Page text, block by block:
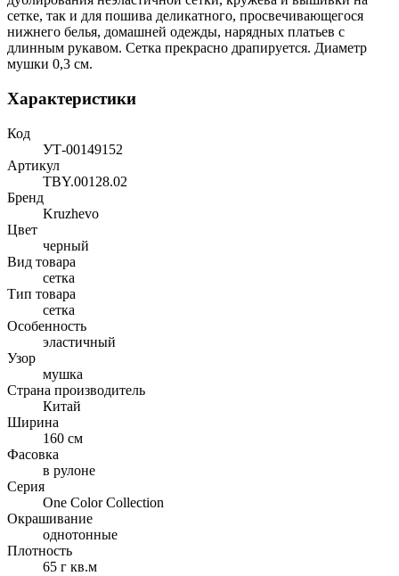
сетке, так и для пошива деликатного, просвечивающегося
нижнего белья, домашней одежды, нарядных платьев с
длинным рукавом. Сетка прекрасно драпируется. Диаметр
мушки 0,3 см.
Характеристики
Код
УТ-00149152
Артикул
TBY.00128.02
Бренд
Kruzhevo
Цвет
черный
Вид товара
сетка
Тип товара
сетка
Особенность
эластичный
Узор
мушка
Страна производитель
Китай
Ширина
160 см
Фасовка
в рулоне
Серия
One Color Collection
Окрашивание
однотонные
Плотность
65 г кв.м